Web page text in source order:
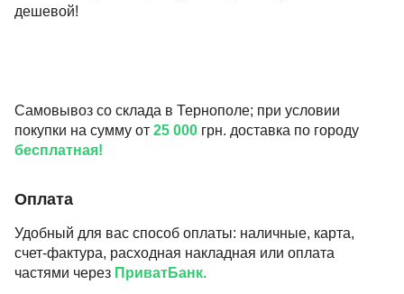
дешевой!
Самовывоз со склада в Тернополе; при условии
покупки на сумму от 25 000 грн. доставка по городу
бесплатная!
Оплата
Удобный для вас способ оплаты: наличные, карта,
счет-фактура, расходная накладная или оплата
частями через ПриватБанк.